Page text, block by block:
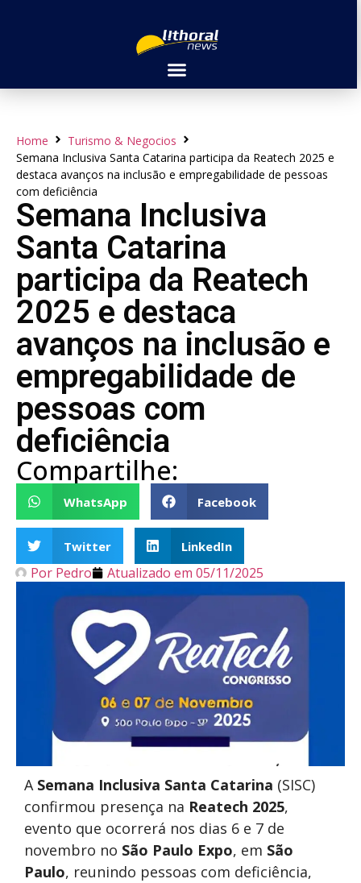
Home
Turismo & Negocios
Semana Inclusiva Santa Catarina participa da Reatech 2025 e
destaca avanços na inclusão e empregabilidade de pessoas
com deficiência
Semana Inclusiva
Santa Catarina
participa da Reatech
2025 e destaca
avanços na inclusão e
empregabilidade de
pessoas com
deficiência
Compartilhe:
WhatsApp Facebook
Twitter LinkedIn
Por Pedro Atualizado em 05/11/2025
A Semana Inclusiva Santa Catarina (SISC)
confirmou presença na Reatech 2025,
evento que ocorrerá nos dias 6 e 7 de
novembro no São Paulo Expo, em São
Paulo, reunindo pessoas com deficiência,